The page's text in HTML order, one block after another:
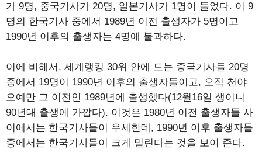
가 9명, 중국기사가 20명, 일본기사가 1명이 들었다. 이 9
명의 한국기사 중에서 1989년 이전 출생자가 5명이고
1990년 이후의 출생자는 4명에 불과하다.
이에 비해서, 세계랭킹 30위 안에 드는 중국기사들 20명
중에서 19명이 1990년 이후의 출생자들이고, 오직 천야
오예만 그 이전인 1989년에 출생했다(12월16일 생이니
90년대 출생에 가깝다). 이것은 1980년 이전 출생자들 사
이에서는 한국기사들이 우세한데, 1990년 이후 출생자들
중에서는 한국기사들이 크게 밀린다는 것을 보여 준다.